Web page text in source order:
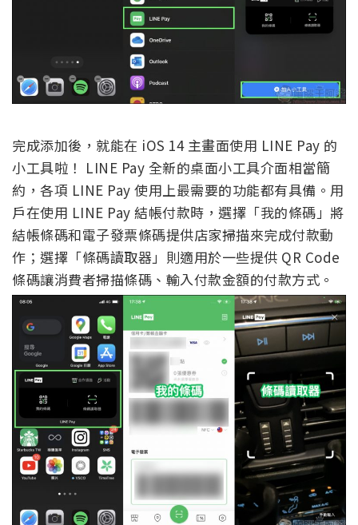
完成添加後，就能在 iOS 14 主畫面使用 LINE Pay 的
小工具啦！ LINE Pay 全新的桌面小工具介面相當簡
約，各項 LINE Pay 使用上最需要的功能都有具備。用
戶在使用 LINE Pay 結帳付款時，選擇「我的條碼」將
結帳條碼和電子發票條碼提供店家掃描來完成付款動
作；選擇「條碼讀取器」則適用於一些提供 QR Code
條碼讓消費者掃描條碼、輸入付款金額的付款方式。